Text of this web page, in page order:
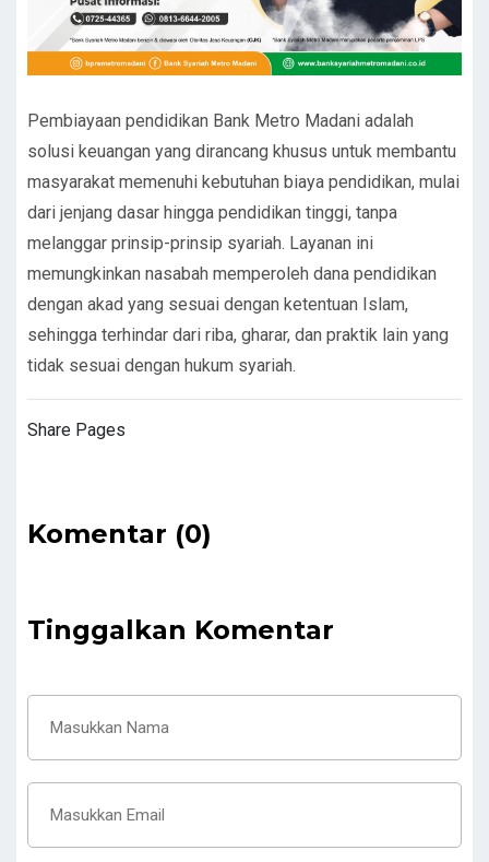
Pembiayaan pendidikan Bank Metro Madani adalah
solusi keuangan yang dirancang khusus untuk membantu
masyarakat memenuhi kebutuhan biaya pendidikan, mulai
dari jenjang dasar hingga pendidikan tinggi, tanpa
melanggar prinsip-prinsip syariah. Layanan ini
memungkinkan nasabah memperoleh dana pendidikan
dengan akad yang sesuai dengan ketentuan Islam,
sehingga terhindar dari riba, gharar, dan praktik lain yang
tidak sesuai dengan hukum syariah.
Share Pages
Komentar (0)
Tinggalkan Komentar